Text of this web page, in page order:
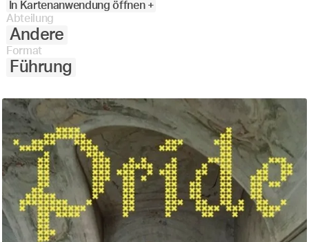
In Kartenanwendung öffnen +
Abteilung
Andere
Format
Führung